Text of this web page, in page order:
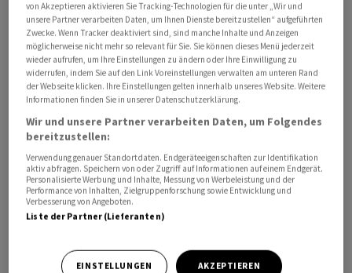
Der Flugbetrieb in Dubai - normalerweise eines der
wichtigsten internationalen Drehkreuze - ist wegen des
Iran-Kriegs und der Gegenangriffe Teherans auf Staaten
in der Golfregion immer noch massiv eingeschränkt.
Flugplan./jbz/DP/zb
(AWP)
von Akzeptieren aktivieren Sie Tracking-Technologien für die unter „Wir und
unsere Partner verarbeiten Daten, um Ihnen Dienste bereitzustellen“ aufgeführten
Zwecke. Wenn Tracker deaktiviert sind, sind manche Inhalte und Anzeigen
möglicherweise nicht mehr so relevant für Sie. Sie können dieses Menü jederzeit
wieder aufrufen, um Ihre Einstellungen zu ändern oder Ihre Einwilligung zu
widerrufen, indem Sie auf den Link Voreinstellungen verwalten am unteren Rand
der Webseite klicken. Ihre Einstellungen gelten innerhalb unseres Website. Weitere
Informationen finden Sie in unserer Datenschutzerklärung.
Wir und unsere Partner verarbeiten Daten, um Folgendes
bereitzustellen:
Verwendung genauer Standortdaten. Endgeräteeigenschaften zur Identifikation
aktiv abfragen. Speichern von oder Zugriff auf Informationen auf einem Endgerät.
Personalisierte Werbung und Inhalte, Messung von Werbeleistung und der
Performance von Inhalten, Zielgruppenforschung sowie Entwicklung und
Verbesserung von Angeboten.
Liste der Partner (Lieferanten)
EINSTELLUNGEN AKZEPTIEREN